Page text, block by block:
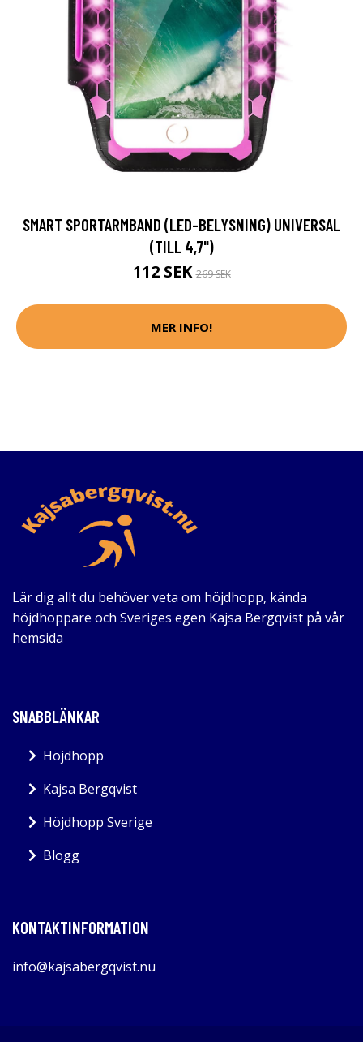
SMART SPORTARMBAND (LED-BELYSNING) UNIVERSAL
(TILL 4,7")
112 SEK269 SEK
MER INFO!
Lär dig allt du behöver veta om höjdhopp, kända
höjdhoppare och Sveriges egen Kajsa Bergqvist på vår
hemsida
SNABBLÄNKAR
Höjdhopp
Kajsa Bergqvist
Höjdhopp Sverige
Blogg
KONTAKTINFORMATION
info@kajsabergqvist.nu